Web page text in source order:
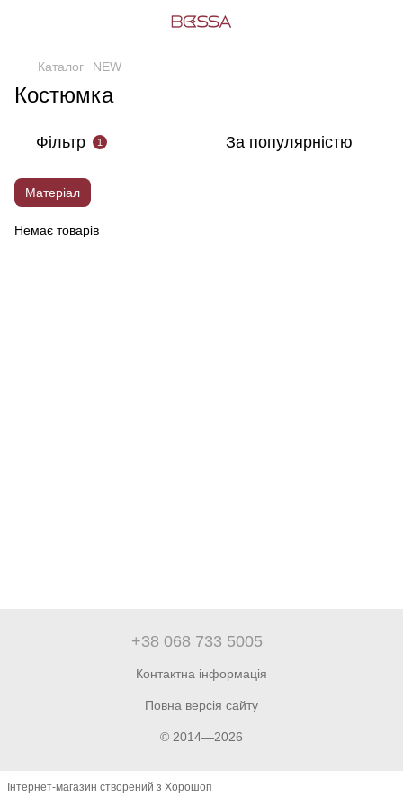
Каталог NEW
Костюмка
Фільтр 1 За популярністю
Матеріал
Немає товарів
+38 068 733 5005
Контактна інформація
Повна версія сайту
© 2014—2026
Інтернет-магазин створений з Хорошоп